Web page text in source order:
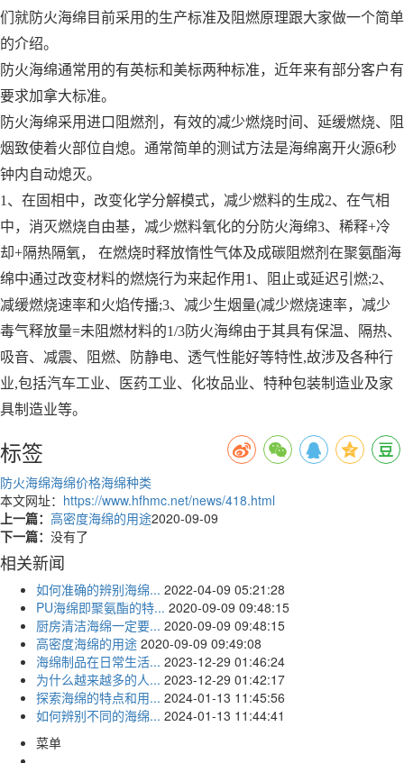
们就防火海绵目前采用的生产标准及阻燃原理跟大家做一个简单
的介绍。
防火海绵通常用的有英标和美标两种标准，近年来有部分客户有
要求加拿大标准。
防火海绵采用进口阻燃剂，有效的减少燃烧时间、延缓燃烧、阻
烟致使着火部位自熄。通常简单的测试方法是海绵离开火源6秒
钟内自动熄灭。
1、在固相中，改变化学分解模式，减少燃料的生成2、在气相
中，消灭燃烧自由基，减少燃料氧化的分防火海绵3、稀释+冷
却+隔热隔氧， 在燃烧时释放惰性气体及成碳阻燃剂在聚氨酯海
绵中通过改变材料的燃烧行为来起作用1、阻止或延迟引燃;2、
减缓燃烧速率和火焰传播;3、减少生烟量(减少燃烧速率，减少
毒气释放量=未阻燃材料的1/3防火海绵由于其具有保温、隔热、
吸音、减震、阻燃、防静电、透气性能好等特性,故涉及各种行
业,包括汽车工业、医药工业、化妆品业、特种包装制造业及家
具制造业等。
标签
防火海绵海绵价格海绵种类
本文网址： https://www.hfhmc.net/news/418.html
上一篇： 高密度海绵的用途2020-09-09
下一篇： 没有了
相关新闻
如何准确的辨别海绵... 2022-04-09 05:21:28
PU海绵即聚氨酯的特... 2020-09-09 09:48:15
厨房清洁海绵一定要... 2020-09-09 09:48:15
高密度海绵的用途 2020-09-09 09:49:08
海绵制品在日常生活... 2023-12-29 01:46:24
为什么越来越多的人... 2023-12-29 01:42:17
探索海绵的特点和用... 2024-01-13 11:45:56
如何辨别不同的海绵... 2024-01-13 11:44:41
菜单